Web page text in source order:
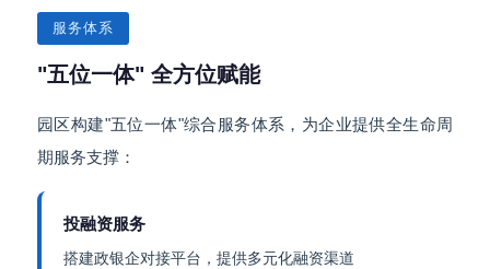
服务体系
"五位一体" 全方位赋能
园区构建"五位一体"综合服务体系，为企业提供全生命周
期服务支撑：
投融资服务
搭建政银企对接平台，提供多元化融资渠道